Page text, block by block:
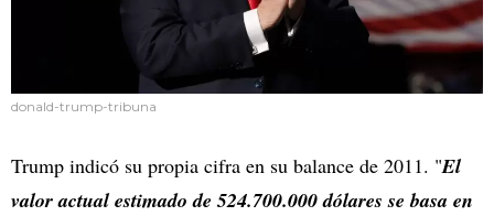
donald-trump-tribuna
Trump indicó su propia cifra en su balance de 2011. "El
valor actual estimado de 524.700.000 dólares se basa en